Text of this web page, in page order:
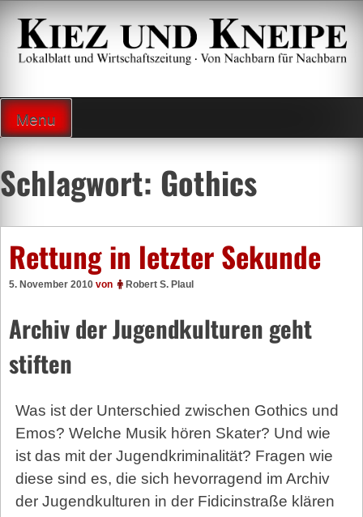
Zum
Inhalt
springen
Menu
Schlagwort: Gothics
Rettung in letzter Sekunde
5. November 2010 von Robert S. Plaul
Archiv der Jugendkulturen geht
stiften
Was ist der Unterschied zwischen Gothics und
Emos? Welche Musik hören Skater? Und wie
ist das mit der Jugendkriminalität? Fragen wie
diese sind es, die sich hevorragend im Archiv
der Jugendkulturen in der Fidicinstraße klären